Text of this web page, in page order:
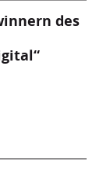
des